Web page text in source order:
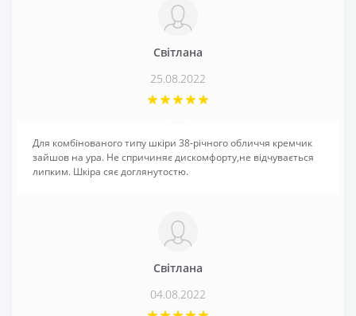
Світлана
25.08.2022
Для комбінованого типу шкіри 38-річного обличчя кремчик
зайшов на ура. Не спричиняє дискомфорту,не відчувається
липким. Шкіра сяє доглянутостю.
Світлана
04.08.2022